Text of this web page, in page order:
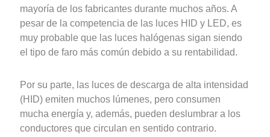
mayoría de los fabricantes durante muchos años. A
pesar de la competencia de las luces HID y LED, es
muy probable que las luces halógenas sigan siendo
el tipo de faro más común debido a su rentabilidad.
Por su parte, las luces de descarga de alta intensidad
(HID) emiten muchos lúmenes, pero consumen
mucha energía y, además, pueden deslumbrar a los
conductores que circulan en sentido contrario.